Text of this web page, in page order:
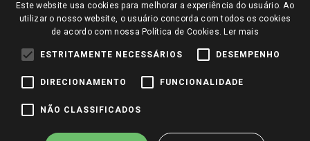
Perguntas frequentes
Trabalhe Conosco
Identidade Visual
Redes Sociais
Pagamento e Segurança
Este website usa cookies para melhorar a experiência do usuário. Ao
utilizar o nosso website, o usuário concorda com todos os cookies
de acordo com nossa Política de Cookies. Ler mais
ESTRITAMENTE NECESSÁRIOS DESEMPENHO
DIRECIONAMENTO FUNCIONALIDADE
NÃO CLASSIFICADOS